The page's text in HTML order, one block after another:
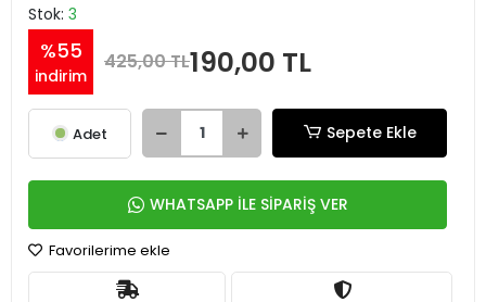
Stok: 3
%55
indirim
425,00 TL190,00 TL
Adet Sepete Ekle
WHATSAPP İLE SİPARİŞ VER
Favorilerime ekle